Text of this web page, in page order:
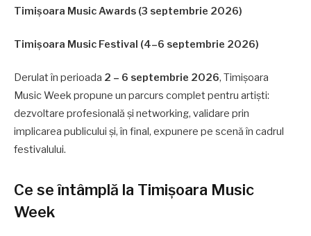
Timișoara Music Awards (3 septembrie 2026)
Timișoara Music Festival (4–6 septembrie 2026)
Derulat în perioada 2 – 6 septembrie 2026, Timișoara
Music Week propune un parcurs complet pentru artiști:
dezvoltare profesională și networking, validare prin
implicarea publicului și, în final, expunere pe scenă în cadrul
festivalului.
Ce se întâmplă la Timișoara Music
Week